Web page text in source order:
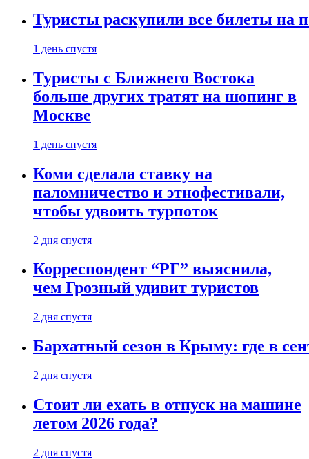
Туристы раскупили все билеты на
1 день спустя
Туристы с Ближнего Востока
больше других тратят на шопинг в
Москве
1 день спустя
Коми сделала ставку на
паломничество и этнофестивали,
чтобы удвоить турпоток
2 дня спустя
Корреспондент “РГ” выяснила,
чем Грозный удивит туристов
2 дня спустя
Бархатный сезон в Крыму: где в
2 дня спустя
Стоит ли ехать в отпуск на машине
летом 2026 года?
2 дня спустя